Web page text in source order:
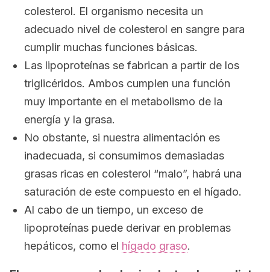
colesterol. El organismo necesita un
adecuado nivel de colesterol en sangre para
cumplir muchas funciones básicas.
Las lipoproteínas se fabrican a partir de los
triglicéridos. Ambos cumplen una función
muy importante en el metabolismo de la
energía y la grasa.
No obstante, si nuestra alimentación es
inadecuada, si consumimos demasiadas
grasas ricas en colesterol “malo”, habrá una
saturación de este compuesto en el hígado.
Al cabo de un tiempo, un exceso de
lipoproteínas puede derivar en problemas
hepáticos, como el hígado graso.